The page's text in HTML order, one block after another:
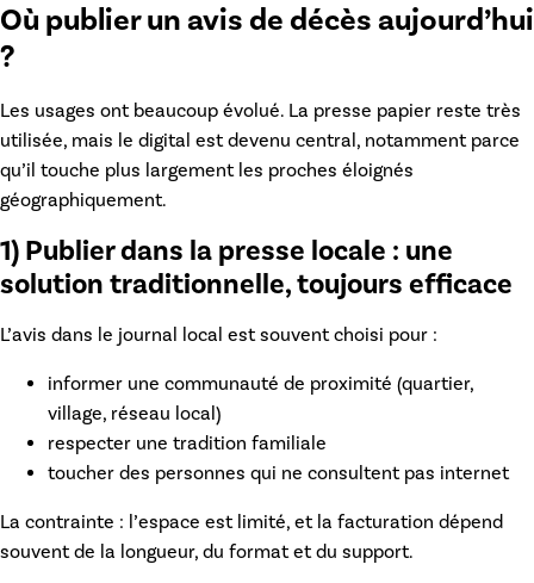
Où publier un avis de décès aujourd’hui
?
Les usages ont beaucoup évolué. La presse papier reste très
utilisée, mais le digital est devenu central, notamment parce
qu’il touche plus largement les proches éloignés
géographiquement.
1) Publier dans la presse locale : une
solution traditionnelle, toujours efficace
L’avis dans le journal local est souvent choisi pour :
informer une communauté de proximité (quartier,
village, réseau local)
respecter une tradition familiale
toucher des personnes qui ne consultent pas internet
La contrainte : l’espace est limité, et la facturation dépend
souvent de la longueur, du format et du support.